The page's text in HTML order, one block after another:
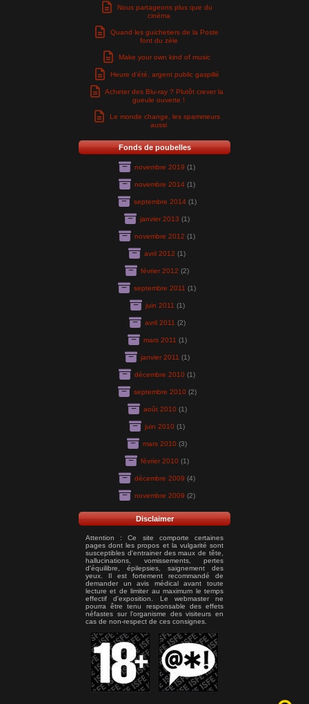
Nous partageons plus que du
cinéma
Quand les guichetiers de la Poste
font du zèle
Make your own kind of music
Heure d’été, argent public gaspillé
Acheter des Blu-ray ? Plutôt crever la
gueule ouverte !
Le monde change, les spammeurs
aussi
Fonds de poubelles
novembre 2019 (1)
novembre 2014 (1)
septembre 2014(1)
janvier 2013 (1)
novembre 2012 (1)
avril 2012 (1)
février 2012 (2)
septembre 2011 (1)
juin 2011 (1)
avril 2011 (2)
mars 2011 (1)
janvier 2011 (1)
décembre 2010 (1)
septembre 2010(2)
août 2010(1)
juin 2010 (1)
mars 2010 (3)
février 2010 (1)
décembre 2009 (4)
novembre 2009 (2)
Disclaimer
Attention : Ce site comporte certaines
pages dont les propos et la vulgarité sont
susceptibles d'entrainer des maux de tête,
hallucinations, vomissements, pertes
d'équilibre, épilepsies, saignement des
yeux. Il est fortement recommandé de
demander un avis médical avant toute
lecture et de limiter au maximum le temps
effectif d'exposition. Le webmaster ne
pourra être tenu responsable des effets
néfastes sur l'organisme des visiteurs en
cas de non-respect de ces consignes.